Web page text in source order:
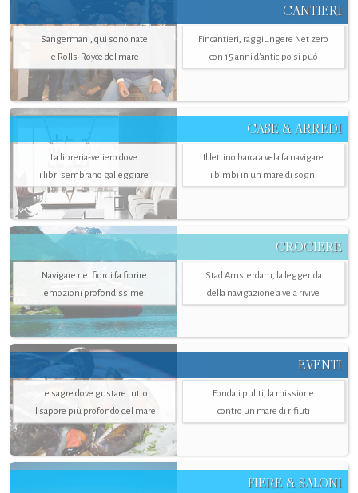
CANTIERI
Sangermani, qui sono nate
le Rolls-Royce del mare
Fincantieri, raggiungere Net zero
con 15 anni d'anticipo si può
CASE & ARREDI
La libreria-veliero dove
i libri sembrano galleggiare
Il lettino barca a vela fa navigare
i bimbi in un mare di sogni
CROCIERE
Navigare nei fiordi fa fiorire
emozioni profondissime
Stad Amsterdam, la leggenda
della navigazione a vela rivive
EVENTI
Le sagre dove gustare tutto
il sapore più profondo del mare
Fondali puliti, la missione
contro un mare di rifiuti
FIERE & SALONI